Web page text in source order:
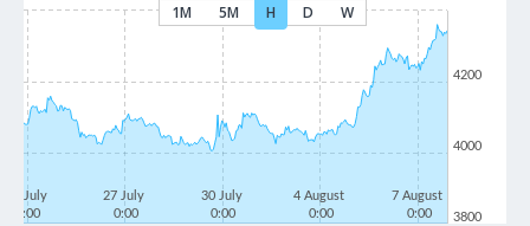
1M 5M H D W
22 July
0:00
27 July
0:00
30 July
0:00
4 August
0:00
7 August
0:00
3800
4000
4200